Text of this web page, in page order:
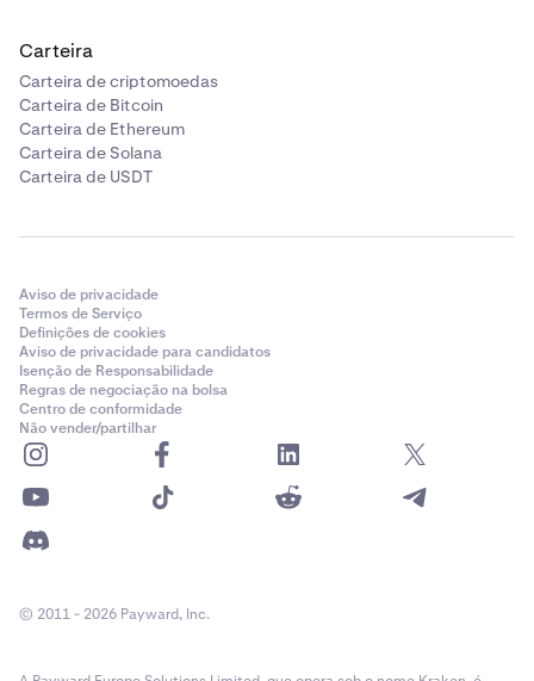
Carteira
Carteira de criptomoedas
Carteira de Bitcoin
Carteira de Ethereum
Carteira de Solana
Carteira de USDT
Aviso de privacidade
Termos de Serviço
Definições de cookies
Aviso de privacidade para candidatos
Isenção de Responsabilidade
Regras de negociação na bolsa
Centro de conformidade
Não vender/partilhar
© 2011 - 2026 Payward, Inc.